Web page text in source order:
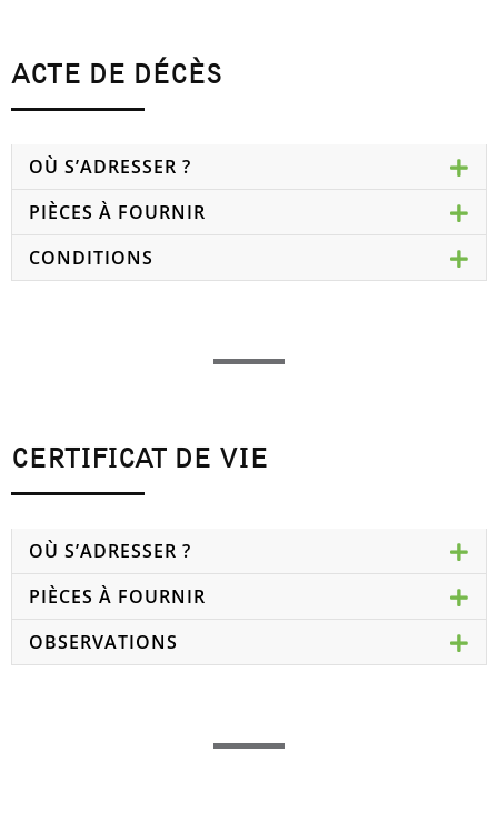
ACTE DE DÉCÈS
OÙ S’ADRESSER ?
PIÈCES À FOURNIR
CONDITIONS
CERTIFICAT DE VIE
OÙ S’ADRESSER ?
PIÈCES À FOURNIR
OBSERVATIONS